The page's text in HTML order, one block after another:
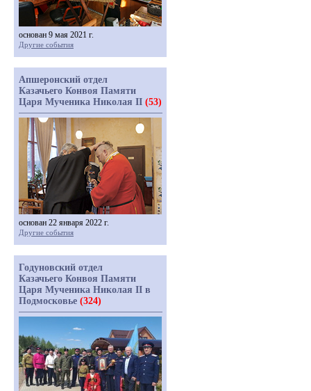
основан 9 мая 2021 г.
Другие события
Апшеронский отдел
Казачьего Конвоя Памяти
Царя Мученика Николая II (53)
основан 22 января 2022 г.
Другие события
Годуновский отдел
Казачьего Конвоя Памяти
Царя Мученика Николая II в
Подмосковье (324)